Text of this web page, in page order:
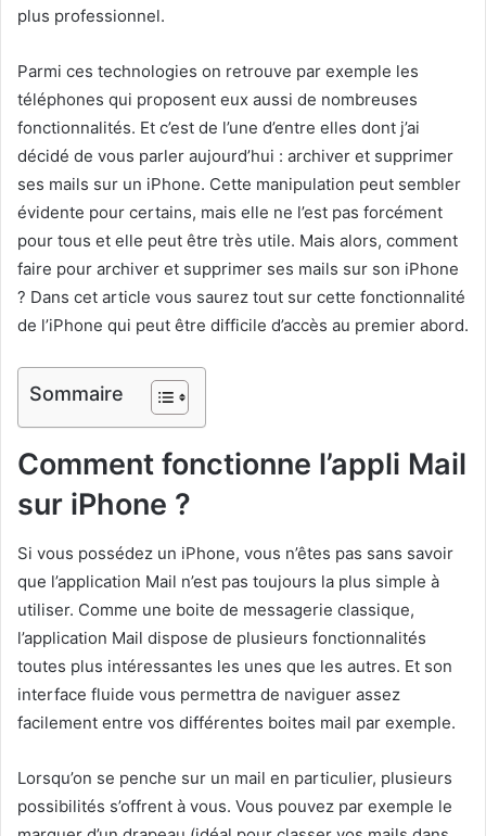
plus professionnel.
Parmi ces technologies on retrouve par exemple les
téléphones qui proposent eux aussi de nombreuses
fonctionnalités. Et c’est de l’une d’entre elles dont j’ai
décidé de vous parler aujourd’hui : archiver et supprimer
ses mails sur un iPhone. Cette manipulation peut sembler
évidente pour certains, mais elle ne l’est pas forcément
pour tous et elle peut être très utile. Mais alors, comment
faire pour archiver et supprimer ses mails sur son iPhone
? Dans cet article vous saurez tout sur cette fonctionnalité
de l’iPhone qui peut être difficile d’accès au premier abord.
Sommaire
Comment fonctionne l’appli Mail
sur iPhone ?
Si vous possédez un iPhone, vous n’êtes pas sans savoir
que l’application Mail n’est pas toujours la plus simple à
utiliser. Comme une boite de messagerie classique,
l’application Mail dispose de plusieurs fonctionnalités
toutes plus intéressantes les unes que les autres. Et son
interface fluide vous permettra de naviguer assez
facilement entre vos différentes boites mail par exemple.
Lorsqu’on se penche sur un mail en particulier, plusieurs
possibilités s’offrent à vous. Vous pouvez par exemple le